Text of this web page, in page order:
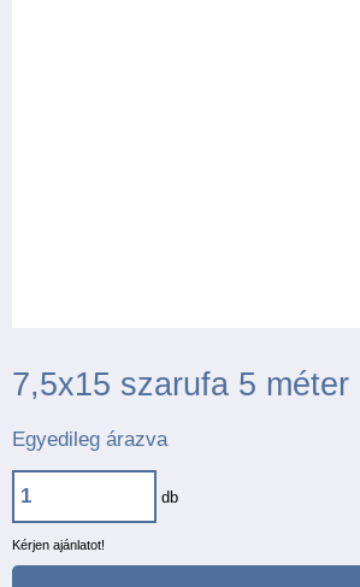
7,5x15 szarufa 5 méter
Egyedileg árazva
db
Kérjen ajánlatot!